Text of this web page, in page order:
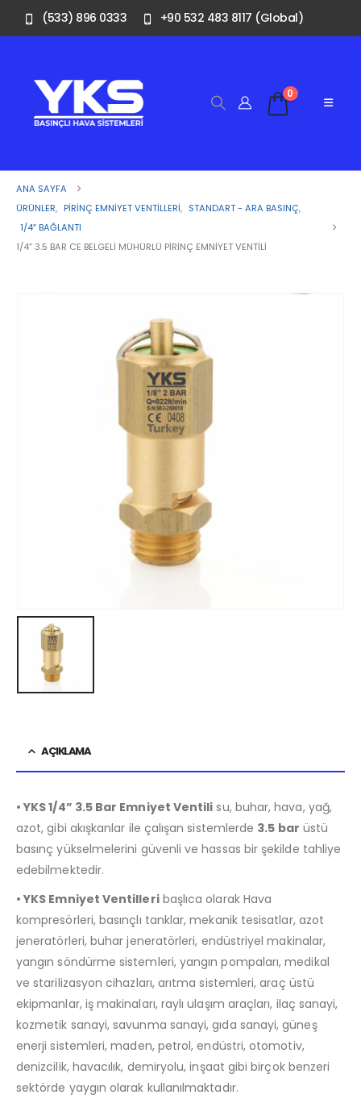
(533) 896 0333 +90 532 483 8117 (Global)
0
ANA SAYFA
ÜRÜNLER, PIRINÇ EMNIYET VENTILLERI, STANDART - ARA BASINÇ,
1/4″ BAĞLANTI
1/4” 3.5 BAR CE BELGELI MÜHÜRLÜ PIRINÇ EMNIYET VENTILI
AÇIKLAMA
• YKS 1/4” 3.5 Bar Emniyet Ventili su, buhar, hava, yağ,
azot, gibi akışkanlar ile çalışan sistemlerde 3.5 bar üstü
basınç yükselmelerini güvenli ve hassas bir şekilde tahliye
edebilmektedir.
• YKS Emniyet Ventilleribaşlıca olarak Hava
kompresörleri, basınçlı tanklar, mekanik tesisatlar, azot
jeneratörleri, buhar jeneratörleri, endüstriyel makinalar,
yangın söndürme sistemleri, yangın pompaları, medikal
ve starilizasyon cihazları, arıtma sistemleri, araç üstü
ekipmanlar, iş makinaları, raylı ulaşım araçları, ilaç sanayi,
kozmetik sanayi, savunma sanayi, gıda sanayi, güneş
enerji sistemleri, maden, petrol, endüstri, otomotiv,
denizcilik, havacılık, demiryolu, inşaat gibi birçok benzeri
sektörde yaygın olarak kullanılmaktadır.